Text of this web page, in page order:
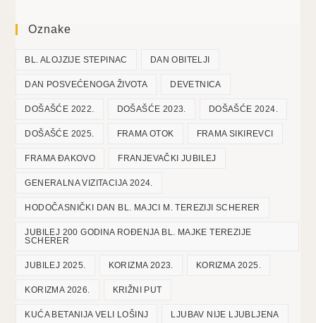
Oznake
BL. ALOJZIJE STEPINAC DAN OBITELJI
DAN POSVEĆENOGA ŽIVOTA DEVETNICA
DOŠAŠĆE 2022. DOŠAŠĆE 2023. DOŠAŠĆE 2024.
DOŠAŠĆE 2025. FRAMA OTOK FRAMA SIKIREVCI
FRAMA ĐAKOVO FRANJEVAČKI JUBILEJ
GENERALNA VIZITACIJA 2024.
HODOČASNIČKI DAN BL. MAJCI M. TEREZIJI SCHERER
JUBILEJ 200 GODINA ROĐENJA BL. MAJKE TEREZIJE
SCHERER
JUBILEJ 2025. KORIZMA 2023. KORIZMA 2025.
KORIZMA 2026. KRIŽNI PUT
KUĆA BETANIJA VELI LOŠINJ LJUBAV NIJE LJUBLJENA